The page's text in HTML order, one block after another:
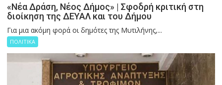
«Νέα Δράση, Νέος Δήμος» | Σφοδρή κριτική στη
διοίκηση της ΔΕΥΑΛ και του Δήμου
Για μια ακόμη φορά οι δημότες της Μυτιλήνης,...
ΠΟΛΙΤΙΚΑ